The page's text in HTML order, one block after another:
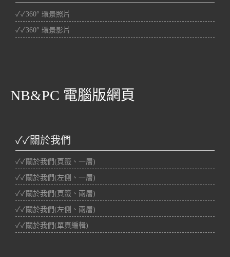
✓✓360° 環景照片
✓✓360° 環景影片
NB&PC 電腦版網頁
✓✓關於我們
✓✓關於我們(頁籤、一層)
✓✓關於我們(左側、一層)
✓✓關於我們(頁籤、兩層)
✓✓關於我們(左側、兩層)
✓✓關於我們(單頁編輯)